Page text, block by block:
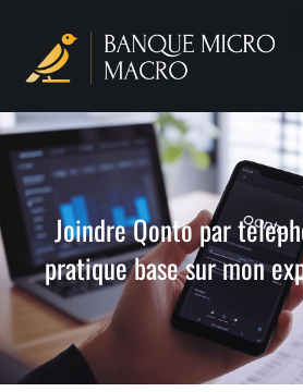
Joindre Qonto par
pratique base sur mon